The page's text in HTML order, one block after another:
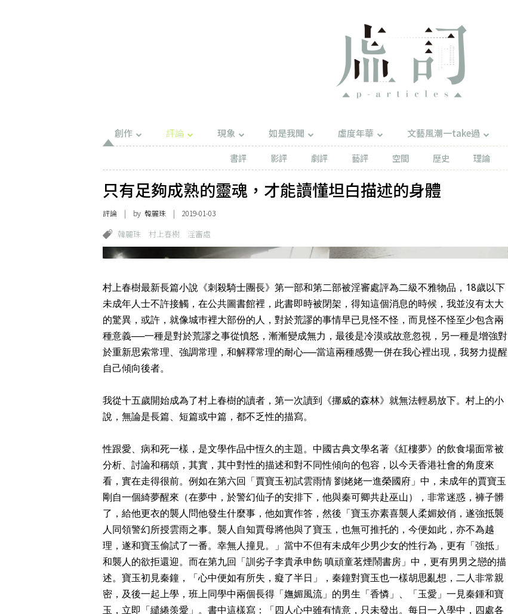
創作 評論 現象 如是我聞 虛度年華 文藝風潮一take過
書評
影評 劇評 藝評 空間 歷史 理論
只有足夠成熟的靈魂，才能讀懂坦白描述的身體
評論 | by 韓麗珠 | 2019-01-03
韓麗珠 村上春樹 淫審處
村上春樹最新長篇小說《刺殺騎士團長》第一部和第二部被淫審處評為二級不雅物品，18歲以下
未成年人士不許接觸，在公共圖書館裡，此書即時被閉架，得知這個消息的時候，我並沒有太大
的驚異，或許，就像城巿裡大部份的人，對於荒謬的事情早已見怪不怪，而見怪不怪至少包含兩
種意義──一種是對於荒謬之事從憤怒，漸漸變成無力，最後是冷漠或故意忽視，另一種是增強對
於重新思索常理、強調常理，和解釋常理的耐心──當這兩種感覺一併在我心裡出現，我努力提醒
自己傾向後者。
我從十五歲開始成為了村上春樹的讀者，第一次讀到《挪威的森林》就無法輕易放下。村上的小
說，無論是長篇、短篇或中篇，都不乏性的描寫。
性跟愛、病和死一樣，是文學作品中恆久的主題。中國古典文學名著《紅樓夢》的飲食場面常被
分析、討論和稱頌，其實，其中對性的描述和對不同性傾向的包容，以今天香港社會的角度來
看，實在走得很前。例如在第六回「賈寶玉初試雲雨情 劉姥姥一進榮國府」中，未成年的賈寶玉
剛自一個綺夢醒來（在夢中，於警幻仙子的安排下，他與秦可卿共赴巫山），非常迷惑，褲子髒
了，給他更衣的襲人問他發生什麼事，他如實作答，然後「寶玉亦素喜襲人柔媚姣俏，遂強抵襲
人同領警幻所授雲雨之事。襲人自知賈母將他與了寶玉，也無可推托的，今便如此，亦不為越
理，遂和寶玉偷試了一番。幸無人撞見。」當中不但有未成年少男少女的性行為，更有「強抵」
和襲人的欲拒還迎。而在第九回「訓劣子李貴承申飭 嗔頑童茗煙鬧書房」中，更有男男之戀的描
述。寶玉初見秦鐘，「心中便如有所失，癡了半日」，秦鐘對寶玉也一樣胡思亂想，二人非常親
密，及後一起上學，班上同學中兩個長得「嫵媚風流」的男生「香憐」、「玉愛」一見秦鍾和寶
玉，立即「繾綣羡愛」。書中這樣寫：「四人心中雖有情意，只未發出。每日一入學中，四處各